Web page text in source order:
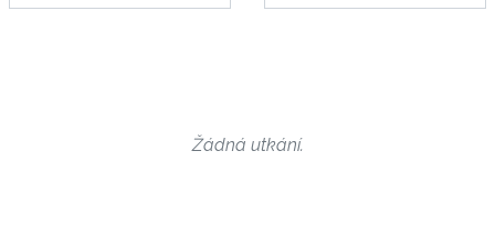
Žádná utkání.